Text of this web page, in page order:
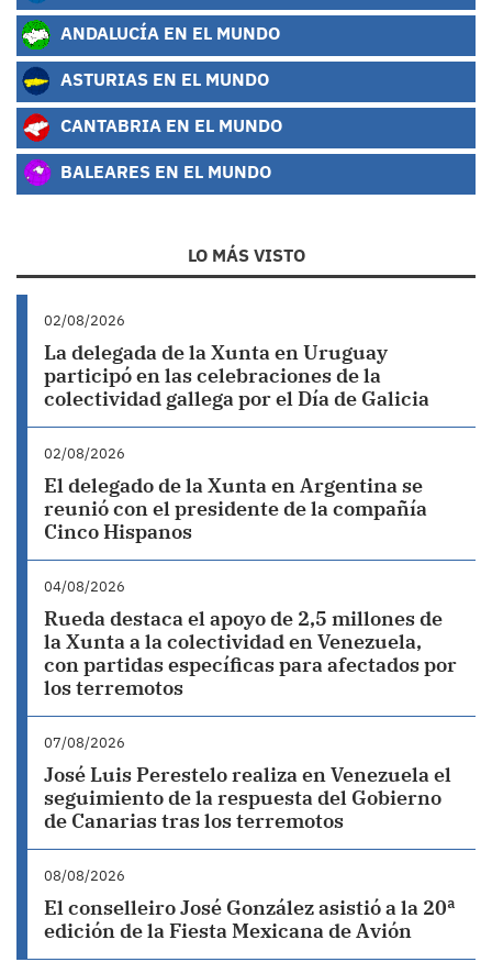
ANDALUCÍA EN EL MUNDO
ASTURIAS EN EL MUNDO
CANTABRIA EN EL MUNDO
BALEARES EN EL MUNDO
LO MÁS VISTO
02/08/2026
La delegada de la Xunta en Uruguay
participó en las celebraciones de la
colectividad gallega por el Día de Galicia
02/08/2026
El delegado de la Xunta en Argentina se
reunió con el presidente de la compañía
Cinco Hispanos
04/08/2026
Rueda destaca el apoyo de 2,5 millones de
la Xunta a la colectividad en Venezuela,
con partidas específicas para afectados por
los terremotos
07/08/2026
José Luis Perestelo realiza en Venezuela el
seguimiento de la respuesta del Gobierno
de Canarias tras los terremotos
08/08/2026
El conselleiro José González asistió a la 20ª
edición de la Fiesta Mexicana de Avión